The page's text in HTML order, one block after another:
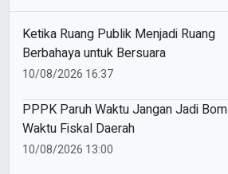
Ketika Ruang Publik Menjadi Ruang
Berbahaya untuk Bersuara
10/08/2026 16:37
PPPK Paruh Waktu Jangan Jadi Bom
Waktu Fiskal Daerah
10/08/2026 13:00